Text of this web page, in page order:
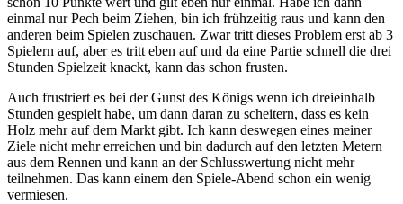
einmal nur Pech beim Ziehen, bin ich frühzeitig raus und kann den
anderen beim Spielen zuschauen. Zwar tritt dieses Problem erst ab 3
Spielern auf, aber es tritt eben auf und da eine Partie schnell die drei
Stunden Spielzeit knackt, kann das schon frusten.
Auch frustriert es bei der Gunst des Königs wenn ich dreieinhalb
Stunden gespielt habe, um dann daran zu scheitern, dass es kein
Holz mehr auf dem Markt gibt. Ich kann deswegen eines meiner
Ziele nicht mehr erreichen und bin dadurch auf den letzten Metern
aus dem Rennen und kann an der Schlusswertung nicht mehr
teilnehmen. Das kann einem den Spiele-Abend schon ein wenig
vermiesen.